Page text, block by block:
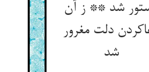
شد ** ز آن
دلت مغرور
شد